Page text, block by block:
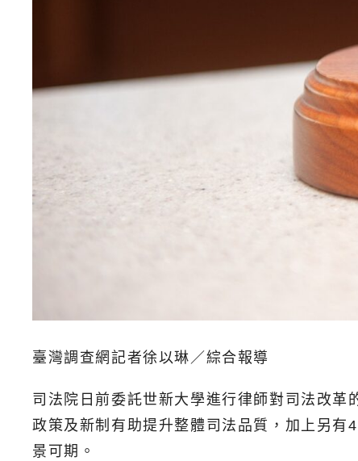
臺灣調查網記者徐以琳／綜合報導
司法院日前委託世新大學進行律師對司法改
政策及新制有助提升整體司法品質，加上另
景可期。